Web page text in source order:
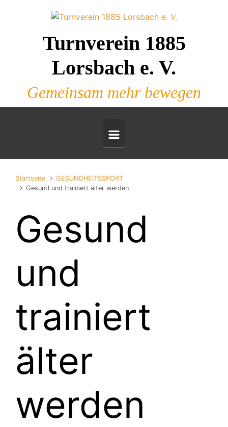
Zum Hauptinhalt springen
Turnverein 1885
Lorsbach e. V.
Gemeinsam mehr bewegen
Startseite
GESUNDHEITSSPORT
Gesund und trainiert älter werden
Gesund
und
trainiert
älter
werden